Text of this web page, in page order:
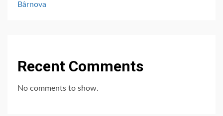
Bârnova
Recent Comments
No comments to show.